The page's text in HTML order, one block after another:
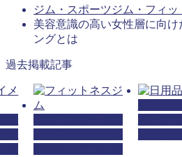
ジム・スポーツジム・フィ
美容意識の高い女性層に向
ングとは
過去掲載記事